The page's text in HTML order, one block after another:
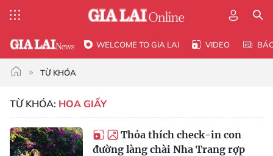
WELCOME TO GIA LAI VIDEO
TỪ KHÓA
TỪ KHÓA: HOA GIẤY
Thỏa thích check-in con
đường làng chài Nha Trang rợp